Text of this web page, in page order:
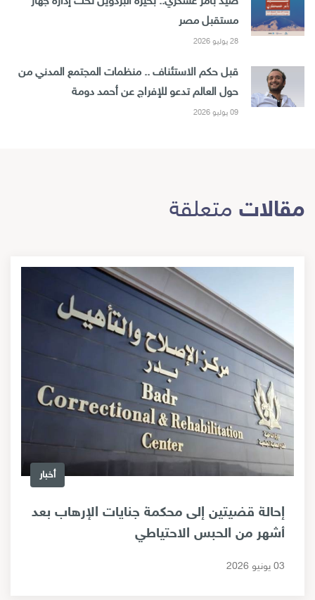
مستقبل مصر
28 يوليو 2026
قبل حكم الاستئناف .. منظمات المجتمع المدني من
حول العالم تدعو للإفراج عن أحمد دومة
09 يوليو 2026
مقالات متعلقة
أخبار
إحالة قضيتين إلى محكمة جنايات الإرهاب بعد
أشهر من الحبس الاحتياطي
03 يونيو 2026